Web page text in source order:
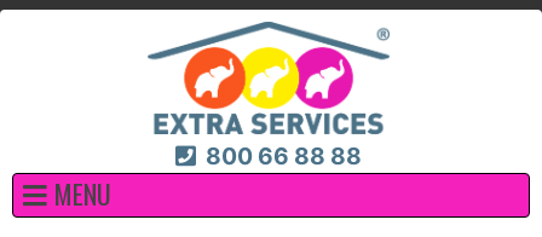
800 66 88 88
MENU